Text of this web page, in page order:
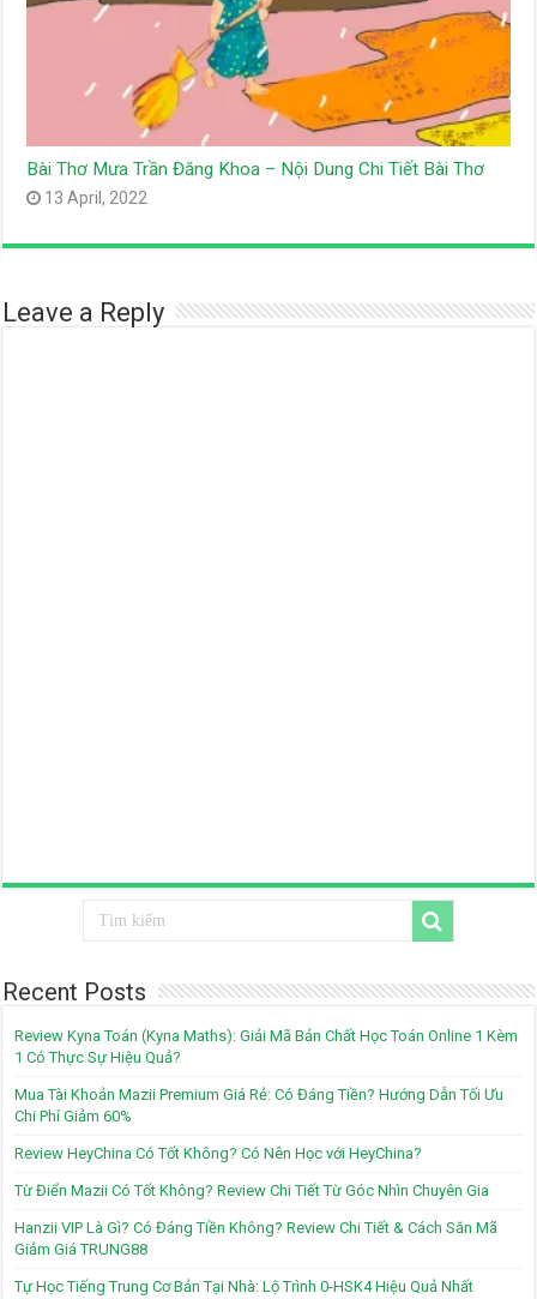
Bài Thơ Mưa Trần Đăng Khoa – Nội Dung Chi Tiết Bài Thơ
13 April, 2022
Leave a Reply
Recent Posts
Review Kyna Toán (Kyna Maths): Giải Mã Bản Chất Học Toán Online 1 Kèm
1 Có Thực Sự Hiệu Quả?
Mua Tài Khoản Mazii Premium Giá Rẻ: Có Đáng Tiền? Hướng Dẫn Tối Ưu
Chi Phí Giảm 60%
Review HeyChina Có Tốt Không? Có Nên Học với HeyChina?
Từ Điển Mazii Có Tốt Không? Review Chi Tiết Từ Góc Nhìn Chuyên Gia
Hanzii VIP Là Gì? Có Đáng Tiền Không? Review Chi Tiết & Cách Săn Mã
Giảm Giá TRUNG88
Tự Học Tiếng Trung Cơ Bản Tại Nhà: Lộ Trình 0-HSK4 Hiệu Quả Nhất